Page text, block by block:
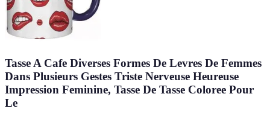
Tasse A Cafe Diverses Formes De Levres De Femmes
Dans Plusieurs Gestes Triste Nerveuse Heureuse
Impression Feminine, Tasse De Tasse Coloree Pour
Le